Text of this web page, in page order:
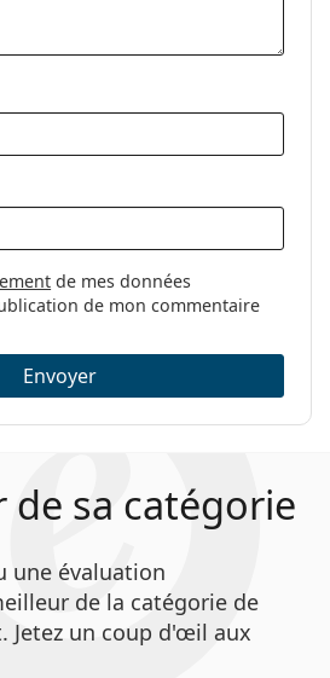
de vue
Cardin
de mes données
de mon commentaire
Envoyer
de sa catégorie
une évaluation
de la catégorie de
Jetez un coup d'œil aux